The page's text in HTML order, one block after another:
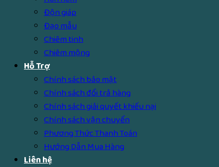
Độn giáp
Đạo mẫu
Chiêm tinh
Chiêm mộng
Hỗ Trợ
Chính sách bảo mật
Chính sách đổi trả hàng
Chính sách giải quyết khiếu nại
Chính sách vận chuyển
Phương Thức Thanh Toán
Hướng Dẫn Mua Hàng
Liên hệ